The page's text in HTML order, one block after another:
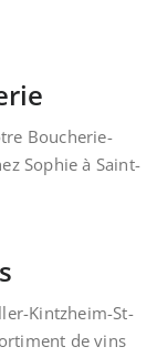
Boucherie-
Sophie à Saint-
Kintzheim-St-
de vins